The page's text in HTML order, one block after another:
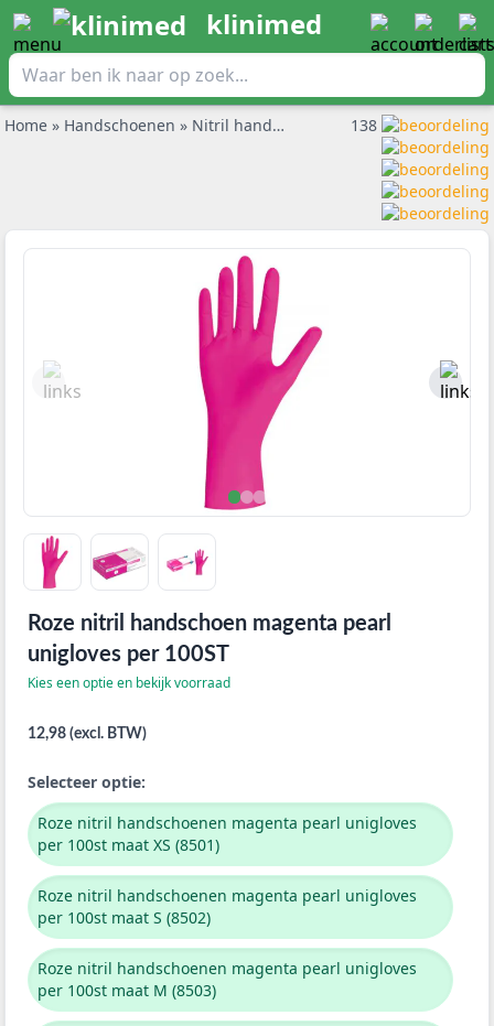
klinimed
Home » Handschoenen » Nitril handschoenen »Roze nitril
138
Roze nitril handschoen magenta pearl
unigloves per 100ST
Kies een optie en bekijk voorraad
12,98 (excl. BTW)
Selecteer optie:
Roze nitril handschoenen magenta pearl unigloves
per 100st maat XS (8501)
Roze nitril handschoenen magenta pearl unigloves
per 100st maat S (8502)
Roze nitril handschoenen magenta pearl unigloves
per 100st maat M (8503)